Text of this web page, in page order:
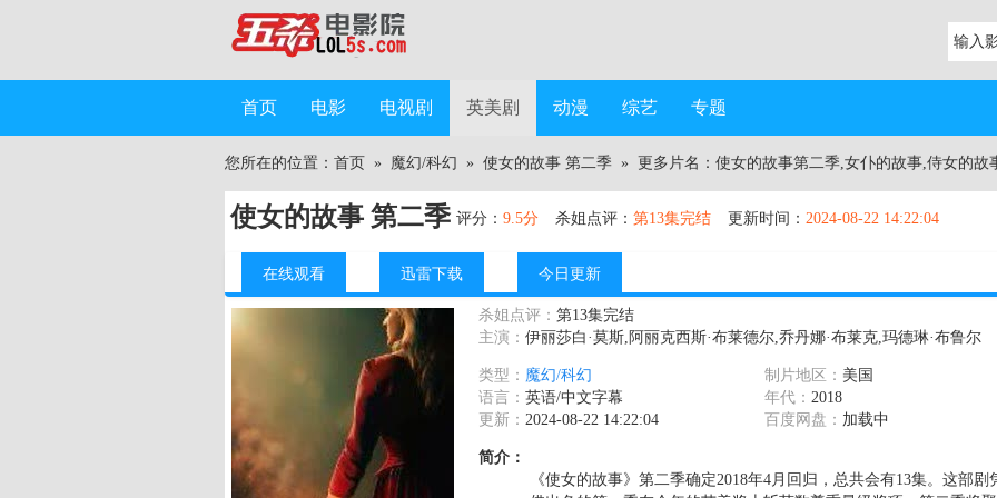
首页 电影 电视剧 英美剧 动漫 综艺 专题
您所在的位置： 首页 » 魔幻/科幻 » 使女的故事 第二季 » 更多片名：使女的故事第二季,女仆的故事,侍女的故
使女的故事 第二季 评分： 9.5分 杀姐点评： 第13集完结 更新时间： 2024-08-22 14:22:04
在线观看 迅雷下载 今日更新
杀姐点评： 第13集完结
主演： 伊丽莎白·莫斯,阿丽克西斯·布莱德尔,乔丹娜·布莱克,玛德琳·布鲁尔
类型： 魔幻/科幻
语言： 英语/中文字幕
更新： 2024-08-22 14:22:04
制片地区： 美国
年代： 2018
百度网盘： 加载中
简介：
《使女的故事》第二季确定2018年4月回归，总共会有13集。这部剧